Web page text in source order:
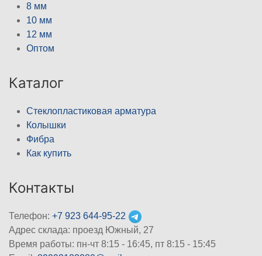
8 мм
10 мм
12 мм
Оптом
Каталог
Стеклопластиковая арматура
Колышки
Фибра
Как купить
Контакты
Телефон: +7 923 644-95-22
Адрес склада: проезд Южный, 27
Время работы: пн-чт 8:15 - 16:45, пт 8:15 - 15:45